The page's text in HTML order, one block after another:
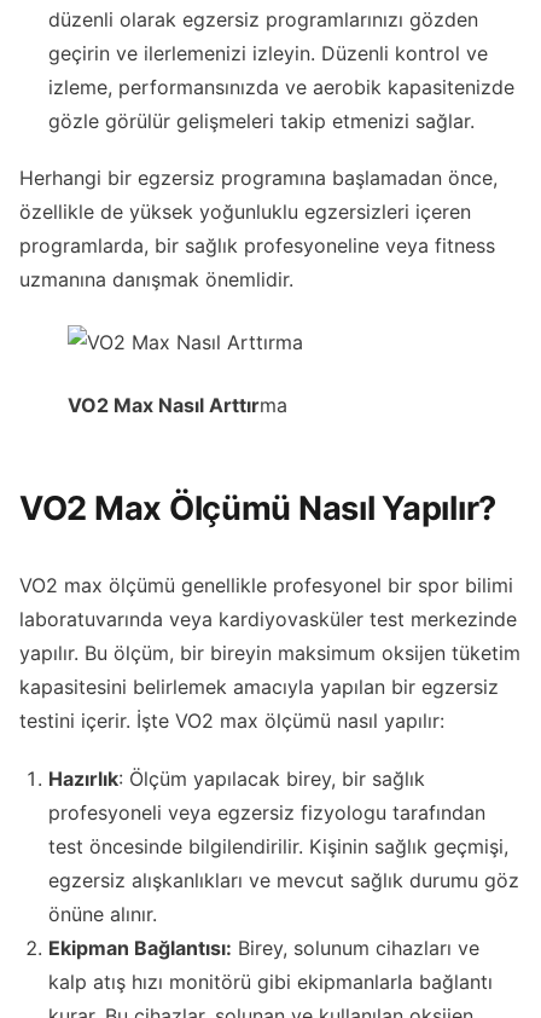
düzenli olarak egzersiz programlarınızı gözden
geçirin ve ilerlemenizi izleyin. Düzenli kontrol ve
izleme, performansınızda ve aerobik kapasitenizde
gözle görülür gelişmeleri takip etmenizi sağlar.
Herhangi bir egzersiz programına başlamadan önce,
özellikle de yüksek yoğunluklu egzersizleri içeren
programlarda, bir sağlık profesyoneline veya fitness
uzmanına danışmak önemlidir.
VO2 Max Nasıl Arttırma
VO2 Max Ölçümü Nasıl Yapılır?
VO2 max ölçümü genellikle profesyonel bir spor bilimi
laboratuvarında veya kardiyovasküler test merkezinde
yapılır. Bu ölçüm, bir bireyin maksimum oksijen tüketim
kapasitesini belirlemek amacıyla yapılan bir egzersiz
testini içerir. İşte VO2 max ölçümü nasıl yapılır:
Hazırlık: Ölçüm yapılacak birey, bir sağlık
profesyoneli veya egzersiz fizyologu tarafından
test öncesinde bilgilendirilir. Kişinin sağlık geçmişi,
egzersiz alışkanlıkları ve mevcut sağlık durumu göz
önüne alınır.
Ekipman Bağlantısı: Birey, solunum cihazları ve
kalp atış hızı monitörü gibi ekipmanlarla bağlantı